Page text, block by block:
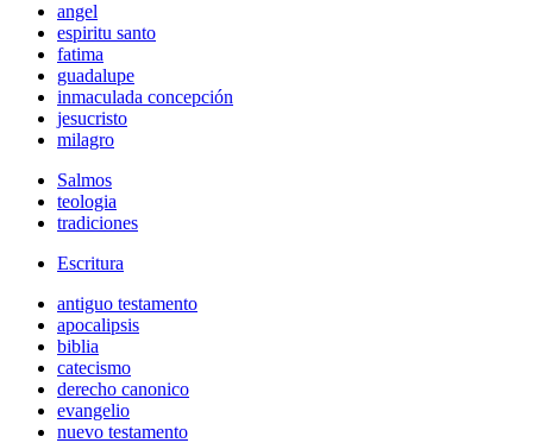
angel
espiritu santo
fatima
guadalupe
inmaculada concepción
jesucristo
milagro
Salmos
teologia
tradiciones
Escritura
antiguo testamento
apocalipsis
biblia
catecismo
derecho canonico
evangelio
nuevo testamento